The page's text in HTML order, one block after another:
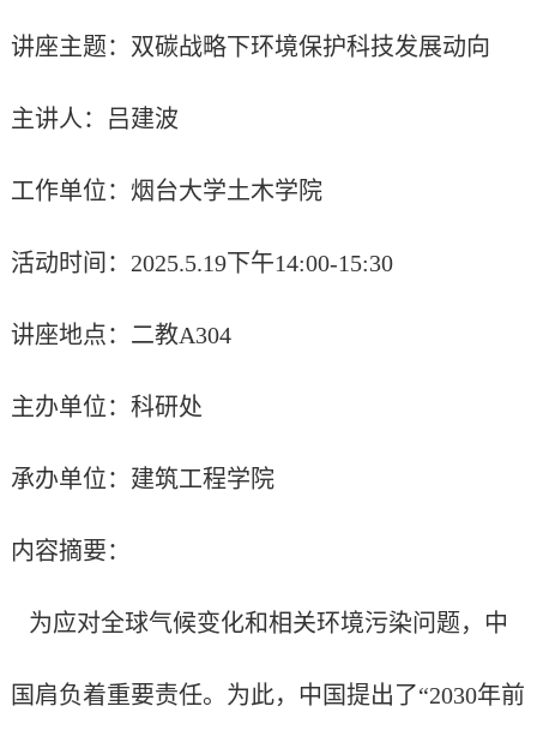
讲座主题：双碳战略下环境保护科技发展动向
主讲人：吕建波
工作单位：烟台大学土木学院
活动时间： 2025.5.19下午14:00-15:30
讲座地点：二教A304
主办单位：科研处
承办单位：建筑工程学院
内容摘要：
为应对全球气候变化和相关环境污染问题，中
国肩负着重要责任。为此，中国提出了“2030年前